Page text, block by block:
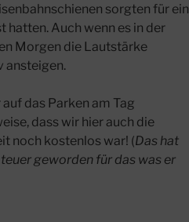
sorgten für ein
hatten. Auch wenn es in der
Morgen die Lautstärke
ansteigen.
das Parken am Tag
dass wir hier auch die
noch kostenlos war! (Das hat
geworden für das was er